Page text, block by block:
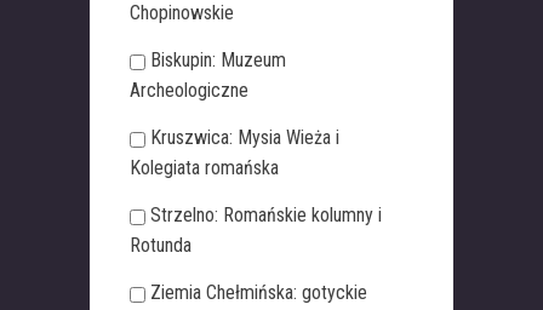
Chopinowskie
Biskupin: Muzeum
Archeologiczne
Kruszwica: Mysia Wieża i
Kolegiata romańska
Strzelno: Romańskie kolumny i
Rotunda
Ziemia Chełmińska: gotyckie